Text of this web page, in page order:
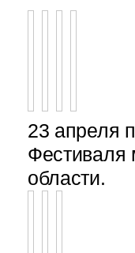
23 апреля
Фестиваля
области.